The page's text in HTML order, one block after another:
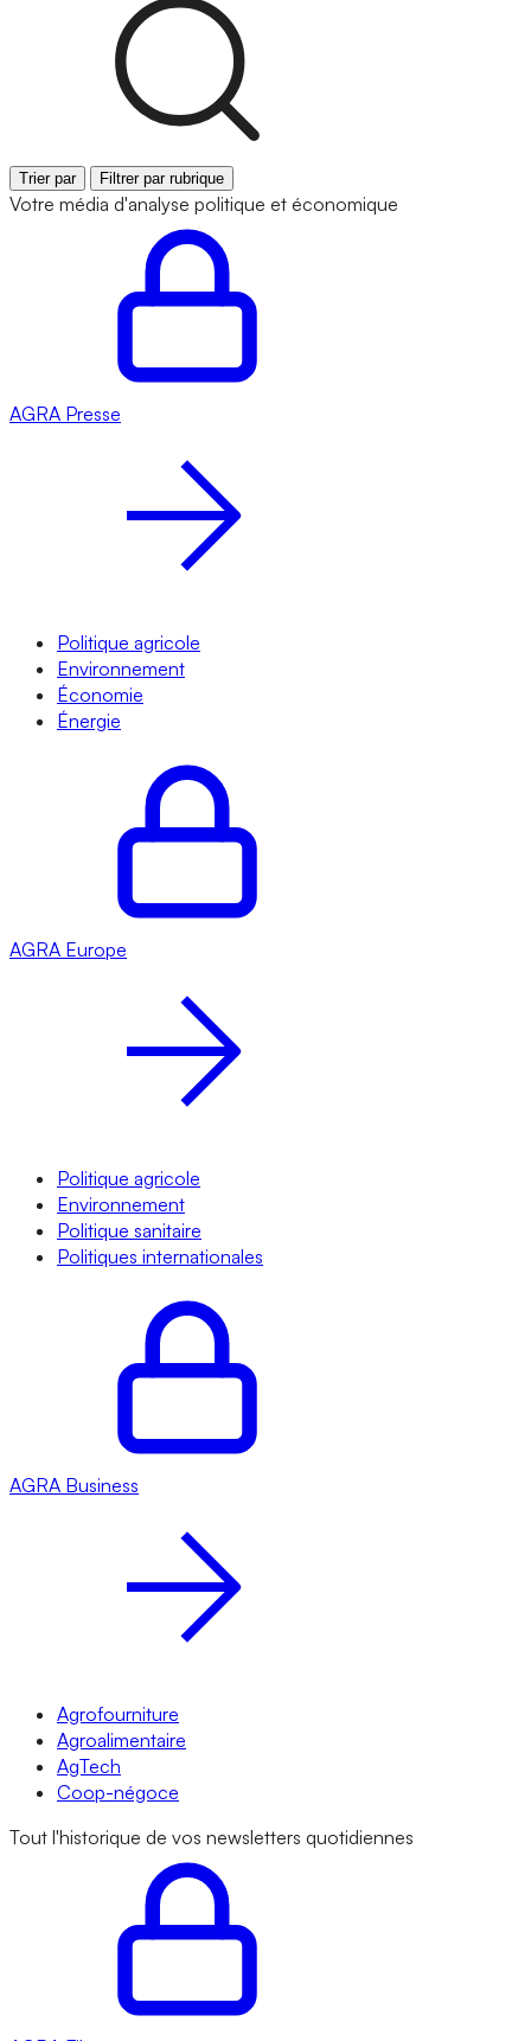
Trier par Filtrer par rubrique
Votre média d'analyse politique et économique
AGRA Presse
Politique agricole
Environnement
Économie
Énergie
AGRA Europe
Politique agricole
Environnement
Politique sanitaire
Politiques internationales
AGRA Business
Agrofourniture
Agroalimentaire
AgTech
Coop-négoce
Tout l'historique de vos newsletters quotidiennes